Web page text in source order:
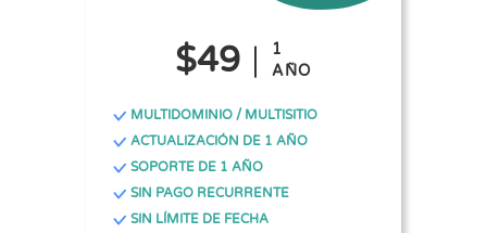
$49
1
AÑO
MULTIDOMINIO / MULTISITIO
ACTUALIZACIÓN DE 1 AÑO
SOPORTE DE 1 AÑO
SIN PAGO RECURRENTE
SIN LÍMITE DE FECHA